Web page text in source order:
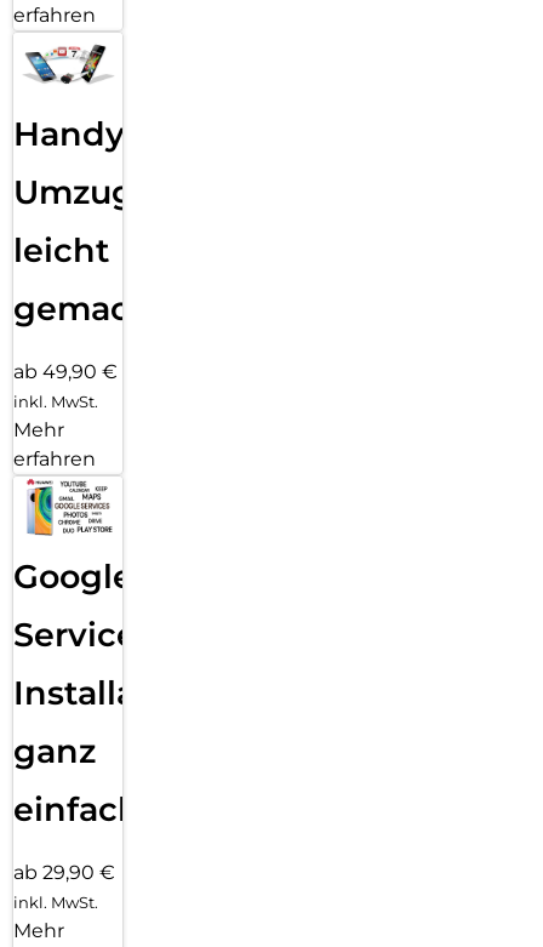
erfahren
Handy
Umzug
leicht
gemacht!
ab 49,90 €
inkl. MwSt.
Mehr
erfahren
Google
Services
Installation
ganz
einfach
ab 29,90 €
inkl. MwSt.
Mehr